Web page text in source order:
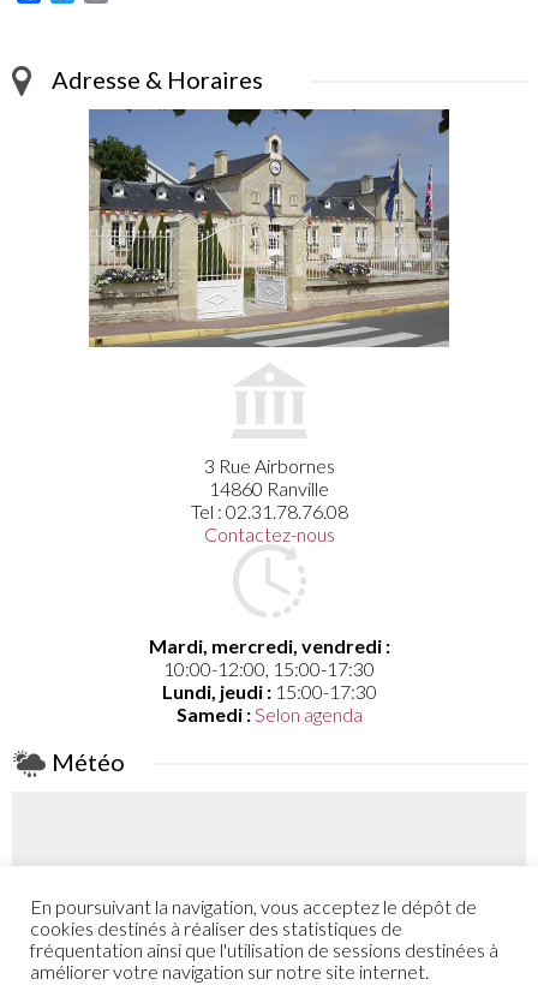
Adresse & Horaires
3 Rue Airbornes
14860 Ranville
Tel : 02.31.78.76.08
Contactez-nous
Mardi, mercredi, vendredi :
10:00-12:00, 15:00-17:30
Lundi, jeudi :15:00-17:30
Samedi :Selon agenda
Météo
Coefficient
46
En poursuivant la navigation, vous acceptez le dépôt de
cookies destinés à réaliser des statistiques de
fréquentation ainsi que l'utilisation de sessions destinées à
améliorer votre navigation sur notre site internet.